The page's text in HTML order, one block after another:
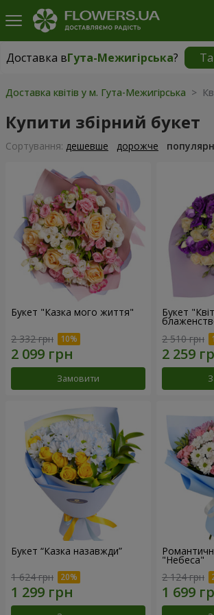
Доставка вГута-Межигірська?
Доставка вГута-Межигірська|
Доставка квітів у м. Гута-Межигірська >
Купити збірний букет
Сортування: дешевше дорожче
Букет "Казка мого життя"
2 332 грн
Замовити
Букет
2 510 грн
Букет “Казка назавжди”
1 624 грн
"Небеса"
2 124 грн